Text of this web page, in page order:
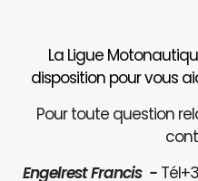
La Ligue
disposition pour vous
Pour toute question
Engelrest Francis -